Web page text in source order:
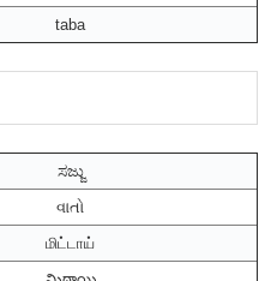
taba
ಸಜ್ಜು
વાતો
மிட்டாய்